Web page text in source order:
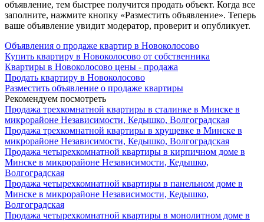
объявление, тем быстрее получится продать объект. Когда все
заполните, нажмите кнопку «Разместить объявление». Теперь
ваше объявление увидит модератор, проверит и опубликует.
Объявления о продаже квартир в Новоколосово
Купить квартиру в Новоколосово от собственника
Квартиры в Новоколосово цены - продажа
Продать квартиру в Новоколосово
Разместить объявление о продаже квартиры
Рекомендуем посмотреть
Продажа трехкомнатной квартиры в сталинке в Минске в
микрорайоне Независимости, Кедышко, Волгоградская
Продажа трехкомнатной квартиры в хрущевке в Минске в
микрорайоне Независимости, Кедышко, Волгоградская
Продажа четырехкомнатной квартиры в кирпичном доме в
Минске в микрорайоне Независимости, Кедышко,
Волгоградская
Продажа четырехкомнатной квартиры в панельном доме в
Минске в микрорайоне Независимости, Кедышко,
Волгоградская
Продажа четырехкомнатной квартиры в монолитном доме в